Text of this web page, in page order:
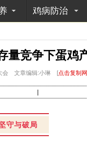
鸡病防治
量竞争下蛋鸡
会 文章编辑:小琳 [点击复制
守与破局